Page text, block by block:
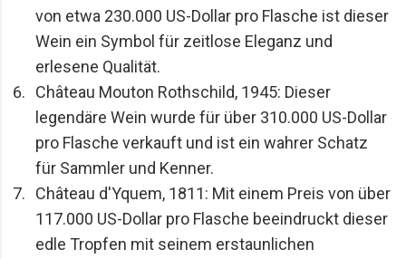
von etwa 230.000 US-Dollar pro Flasche ist dieser
Wein ein Symbol für zeitlose Eleganz und
erlesene Qualität.
Château Mouton Rothschild, 1945: Dieser
legendäre Wein wurde für über 310.000 US-Dollar
pro Flasche verkauft und ist ein wahrer Schatz
für Sammler und Kenner.
Château d'Yquem, 1811: Mit einem Preis von über
117.000 US-Dollar pro Flasche beeindruckt dieser
edle Tropfen mit seinem erstaunlichen